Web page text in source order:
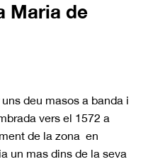
Maria de
deu masos a banda i
vers el 1572 a
de la zona en
un mas dins de la seva